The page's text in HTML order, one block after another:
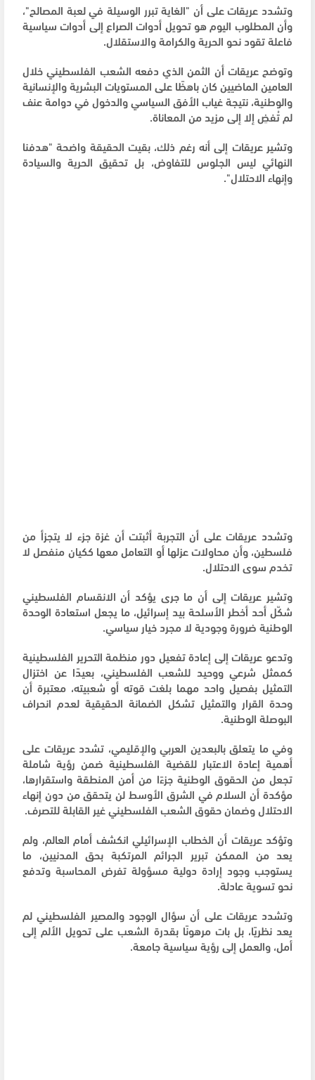
وتشدد عريقات على أن "الغاية تبرر الوسيلة في لعبة المصالح"،
وأن المطلوب اليوم هو تحويل أدوات الصراع إلى أدوات سياسية
فاعلة تقود نحو الحرية والكرامة والاستقلال.
وتوضح عريقات أن الثمن الذي دفعه الشعب الفلسطيني خلال
العامين الماضيين كان باهظًا على المستويات البشرية والإنسانية
والوطنية، نتيجة غياب الأفق السياسي والدخول في دوامة عنف
لم تُفضِ إلا إلى مزيد من المعاناة.
وتشير عريقات إلى أنه رغم ذلك، بقيت الحقيقة واضحة "هدفنا
النهائي ليس الجلوس للتفاوض، بل تحقيق الحرية والسيادة
وإنهاء الاحتلال".
وتشدد عريقات على أن التجربة أثبتت أن غزة جزء لا يتجزأ من
فلسطين، وأن محاولات عزلها أو التعامل معها ككيان منفصل لا
تخدم سوى الاحتلال.
وتشير عريقات إلى أن ما جرى يؤكد أن الانقسام الفلسطيني
شكّل أحد أخطر الأسلحة بيد إسرائيل، ما يجعل استعادة الوحدة
الوطنية ضرورة وجودية لا مجرد خيار سياسي.
وتدعو عريقات إلى إعادة تفعيل دور منظمة التحرير الفلسطينية
كممثل شرعي ووحيد للشعب الفلسطيني، بعيدًا عن اختزال
التمثيل بفصيل واحد مهما بلغت قوته أو شعبيته، معتبرة أن
وحدة القرار والتمثيل تشكل الضمانة الحقيقية لعدم انحراف
البوصلة الوطنية.
وفي ما يتعلق بالبعدين العربي والإقليمي، تشدد عريقات على
أهمية إعادة الاعتبار للقضية الفلسطينية ضمن رؤية شاملة
تجعل من الحقوق الوطنية جزءًا من أمن المنطقة واستقرارها،
مؤكدة أن السلام في الشرق الأوسط لن يتحقق من دون إنهاء
الاحتلال وضمان حقوق الشعب الفلسطيني غير القابلة للتصرف.
وتؤكد عريقات أن الخطاب الإسرائيلي انكشف أمام العالم، ولم
يعد من الممكن تبرير الجرائم المرتكبة بحق المدنيين، ما
يستوجب وجود إرادة دولية مسؤولة تفرض المحاسبة وتدفع
نحو تسوية عادلة.
وتشدد عريقات على أن سؤال الوجود والمصير الفلسطيني لم
يعد نظريًا، بل بات مرهونًا بقدرة الشعب على تحويل الألم إلى
أمل، والعمل إلى رؤية سياسية جامعة.